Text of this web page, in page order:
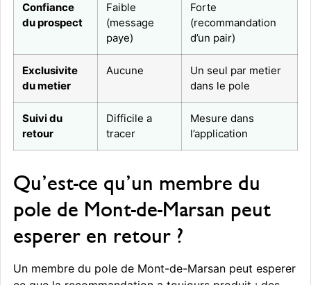
Confiance
du prospect
Faible
(message
paye)
Forte
(recommandation
d’un pair)
Exclusivite
du metier
Aucune
Un seul par metier
dans le pole
Suivi du
retour
Difficile a
tracer
Mesure dans
l’application
Qu’est-ce qu’un membre du
pole de Mont-de-Marsan peut
esperer en retour ?
Un membre du pole de Mont-de-Marsan peut esperer